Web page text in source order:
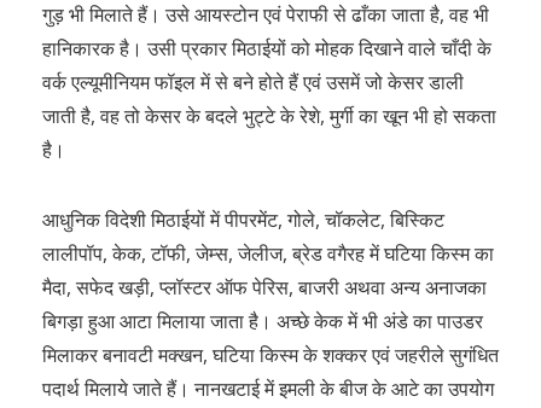
गुड़ भी मिलाते हैं। उसे आयस्टोन एवं पेराफी से ढाँका जाता है, वह भी
हानिकारक है। उसी प्रकार मिठाईयों को मोहक दिखाने वाले चाँदी के
वर्क एल्यूमीनियम फॉइल में से बने होते हैं एवं उसमें जो केसर डाली
जाती है, वह तो केसर के बदले भुट्टे के रेशे, मुर्गी का खून भी हो सकता
है।
आधुनिक विदेशी मिठाईयों में पीपरमेंट, गोले, चॉकलेट, बिस्किट
लालीपॉप, केक, टॉफी, जेम्स, जेलीज, ब्रेड वगैरह में घटिया किस्म का
मैदा, सफेद खड़ी, प्लॉस्टर ऑफ पेरिस, बाजरी अथवा अन्य अनाजका
बिगड़ा हुआ आटा मिलाया जाता है। अच्छे केक में भी अंडे का पाउडर
मिलाकर बनावटी मक्खन, घटिया किस्म के शक्कर एवं जहरीले सुगंधित
पदार्थ मिलाये जाते हैं। नानखटाई में इमली के बीज के आटे का उपयोग